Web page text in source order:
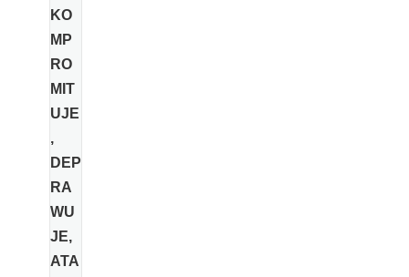
KO
MP
RO
MIT
UJE
,
DEP
RA
WU
JE,
ATA